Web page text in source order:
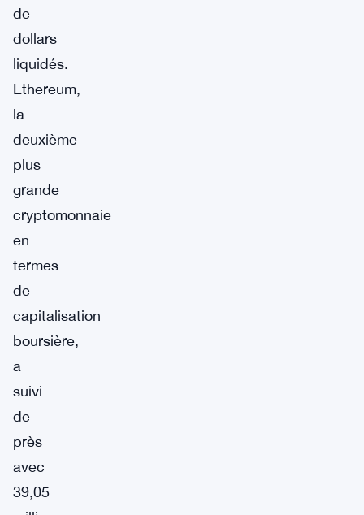
de
dollars
liquidés.
Ethereum,
la
deuxième
plus
grande
cryptomonnaie
en
termes
de
capitalisation
boursière,
a
suivi
de
près
avec
39,05